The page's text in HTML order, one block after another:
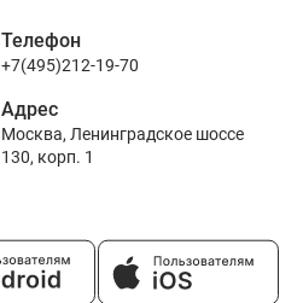
Телефон
+7(495)212-19-70
Адрес
Москва, Ленинградское шоссе
130, корп. 1